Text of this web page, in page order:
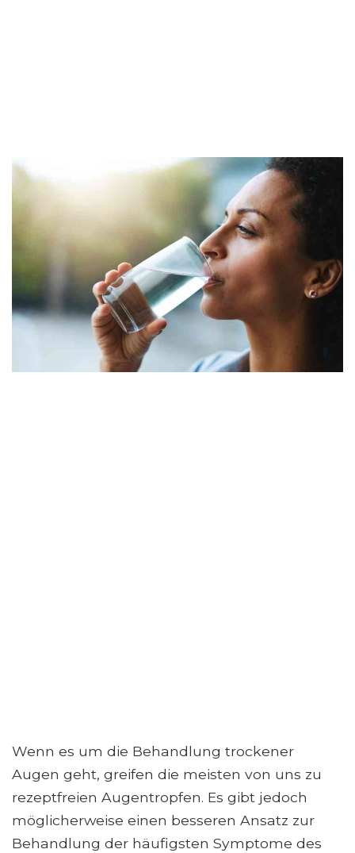
Wenn es um die Behandlung trockener
Augen geht, greifen die meisten von uns zu
rezeptfreien Augentropfen. Es gibt jedoch
möglicherweise einen besseren Ansatz zur
Behandlung der häufigsten Symptome des